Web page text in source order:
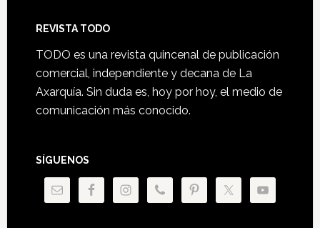
Footer
REVISTA TODO
TODO es una revista quincenal de publicación
comercial, independiente y decana de La
Axarquía. Sin duda es, hoy por hoy, el medio de
comunicación más conocido.
SÍGUENOS